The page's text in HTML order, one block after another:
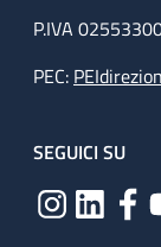
P.IVA
PEC:
SEGUICI SU